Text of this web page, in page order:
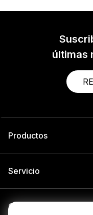
últimas
Productos
Servicio
Compañía